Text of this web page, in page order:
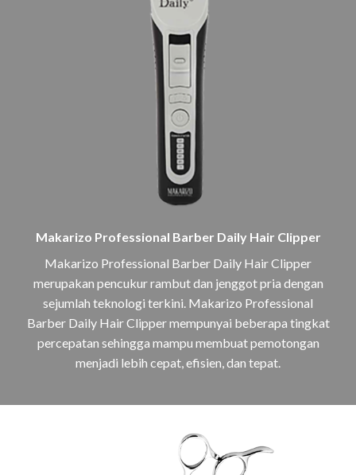
Makarizo Professional Barber Daily Hair Clipper
Makarizo Professional Barber Daily Hair Clipper
merupakan pencukur rambut dan jenggot pria dengan
sejumlah teknologi terkini. Makarizo Professional
Barber Daily Hair Clipper mempunyai beberapa tingkat
percepatan sehingga mampu membuat pemotongan
menjadi lebih cepat, efisien, dan tepat.